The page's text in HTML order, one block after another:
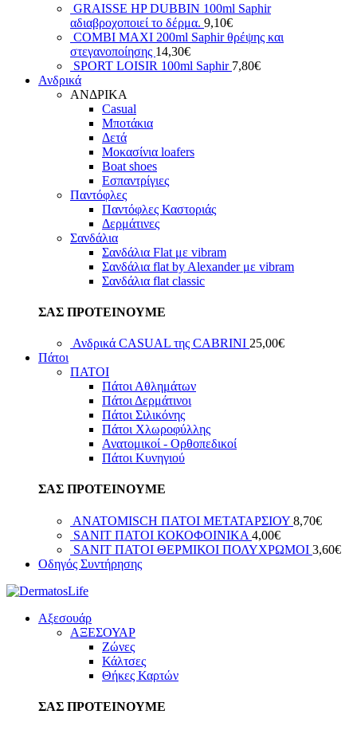
GRAISSE HP DUBBIN 100ml Saphir
αδιαβροχοποιεί το δέρμα. 9,10€
COMBI MAXI 200ml Saphir θρέψης και
στεγανοποίησης 14,30€
SPORT LOISIR 100ml Saphir 7,80€
Ανδρικά
ΑΝΔΡΙΚΑ
Casual
Μποτάκια
Δετά
Μοκασίνια loafers
Boat shoes
Εσπαντρίγιες
Παντόφλες
Παντόφλες Καστοριάς
Δερμάτινες
Σανδάλια
Σανδάλια Flat με vibram
Σανδάλια flat by Alexander με vibram
Σανδάλια flat classic
ΣΑΣ ΠΡΟΤΕΙΝΟΥΜΕ
Ανδρικά CASUAL της CABRINI 25,00€
Πάτοι
ΠΑΤΟΙ
Πάτοι Αθλημάτων
Πάτοι Δερμάτινοι
Πάτοι Σιλικόνης
Πάτοι Χλωροφύλλης
Ανατομικοί - Ορθοπεδικοί
Πάτοι Κυνηγιού
ΣΑΣ ΠΡΟΤΕΙΝΟΥΜΕ
ANATOMISCH ΠΑΤΟΙ ΜΕΤΑΤΑΡΣΙΟΥ 8,70€
SANIT ΠΑΤΟΙ ΚΟΚΟΦΟΙΝΙΚΑ 4,00€
SANIT ΠΑΤΟΙ ΘΕΡΜΙΚΟΙ ΠΟΛΥΧΡΩΜΟΙ 3,60€
Οδηγός Συντήρησης
Αξεσουάρ
ΑΞΕΣΟΥΑΡ
Ζώνες
Κάλτσες
Θήκες Καρτών
ΣΑΣ ΠΡΟΤΕΙΝΟΥΜΕ